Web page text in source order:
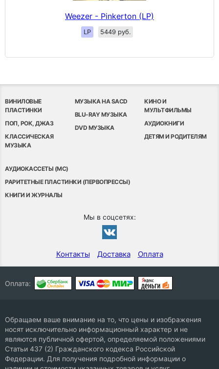
Weezer - Pinkerton (LP)
LP 5449 руб.
ВИНИЛОВЫЕ
ПЛАСТИНКИ
ПОП, РОК, ДЖАЗ
КЛАССИЧЕСКАЯ
МУЗЫКА
МУЗЫКА НА SACD
BLU-RAY МУЗЫКА
DVD МУЗЫКА
КИНО И
МУЛЬТФИЛЬМЫ
АУДИОКНИГИ
ДЕТЯМ И РОДИТЕЛЯМ
АУДИОКАССЕТЫ (MC)
РАРИТЕТНЫЕ ПЛАСТИНКИ (ПЕРВОПРЕССЫ)
КНИГИ И ЖУРНАЛЫ
Мы в соцсетях:
Контакты Доставка Оплата
Оплата:
Обращаем ваше внимание на то, что цены и изображения
носят исключительно информационный характер и не
являются публичной офертой, определяемой положениями
Статьи 437 (2) Гражданского кодекса Российской
Федерации. Для получения подробной информации о